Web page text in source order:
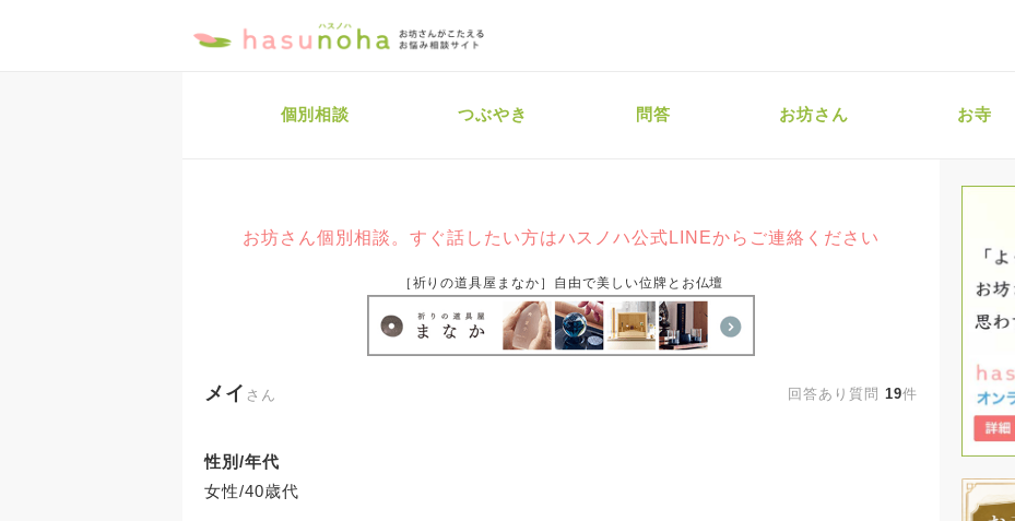
個別相談 つぶやき 問答 お坊さん お寺
お坊さん個別相談。すぐ話したい方はハスノハ公式LINEからご連絡ください
［祈りの道具屋まなか］自由で美しい位牌とお仏壇
メイ さん 回答あり質問19件
性別/年代
女性/40歳代